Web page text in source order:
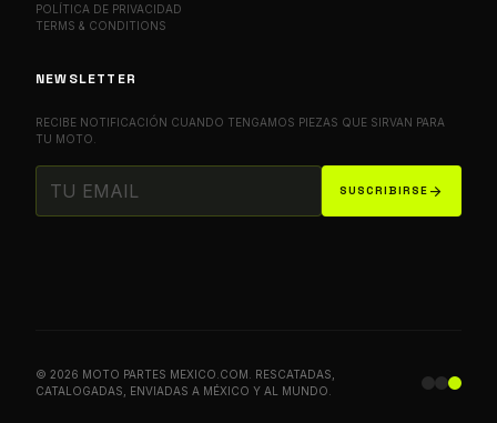
POLÍTICA DE PRIVACIDAD
TERMS & CONDITIONS
NEWSLETTER
RECIBE NOTIFICACIÓN CUANDO TENGAMOS PIEZAS QUE SIRVAN PARA
TU MOTO.
SUSCRIBIRSE arrow_forward
© 2026 MOTO PARTES MEXICO.COM. RESCATADAS,
CATALOGADAS, ENVIADAS A MÉXICO Y AL MUNDO.